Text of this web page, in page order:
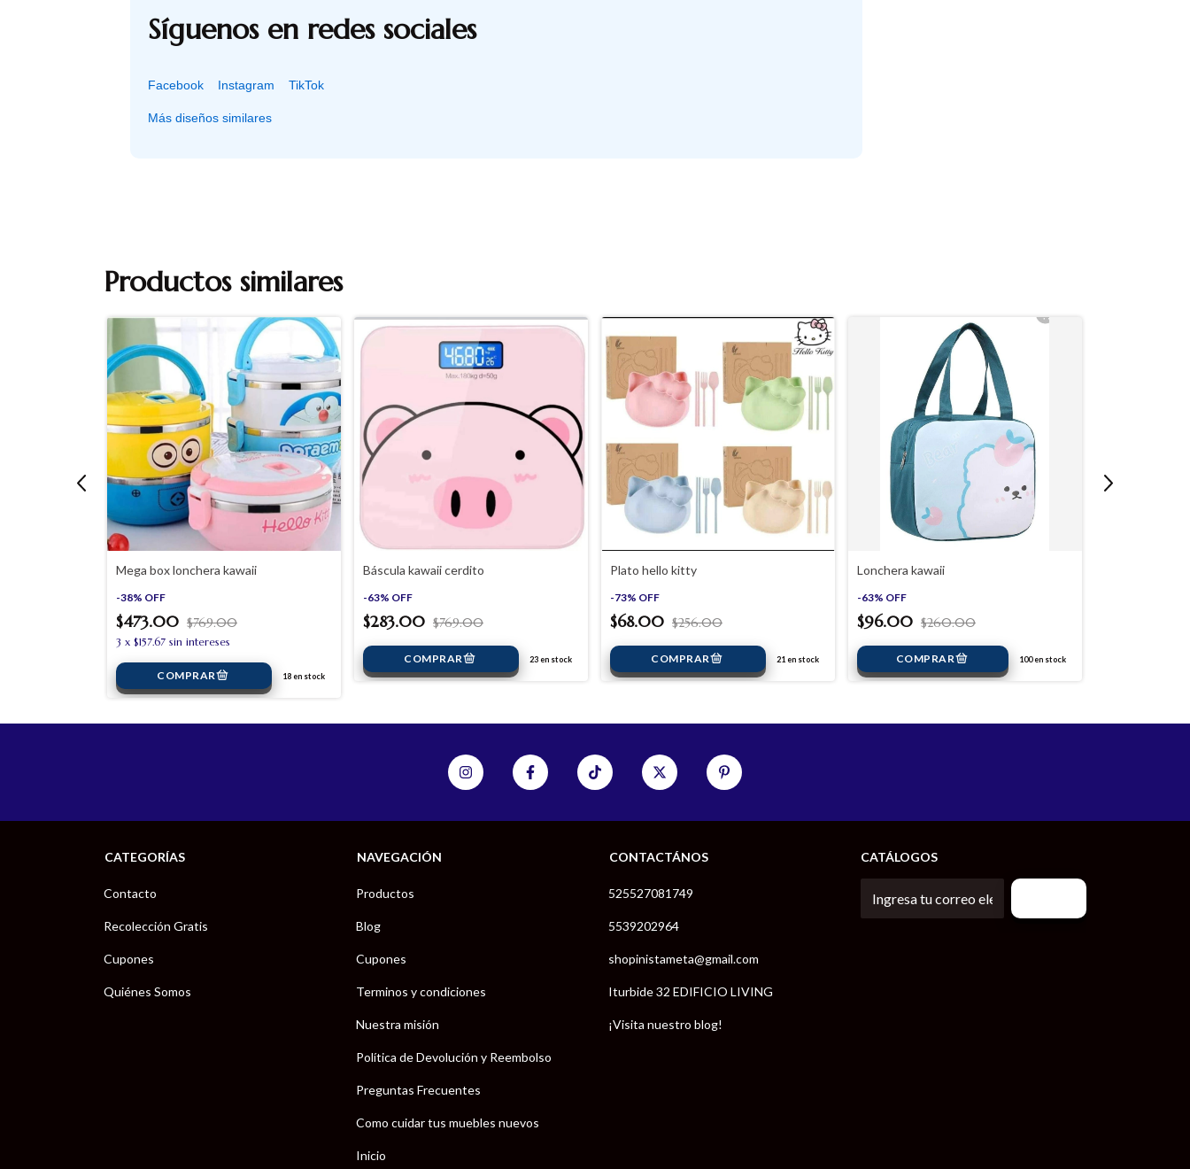
Síguenos en redes sociales
Facebook Instagram TikTok
Más diseños similares
Productos similares
Mega box lonchera kawaii
-38% OFF
$473.00 $769.00
3 x $157.67 sin intereses
18en stock
Báscula kawaii cerdito
-63% OFF
$283.00 $769.00
23en stock
Plato hello kitty
-73% OFF
$68.00 $256.00
21 en stock
Lonchera kawaii
-63% OFF
$96.00 $260.00
100en stock
CATEGORÍAS
Contacto
Recolección Gratis
Cupones
Quiénes Somos
NAVEGACIÓN
Productos
Blog
Cupones
Terminos y condiciones
Nuestra misión
Política de Devolución y Reembolso
Preguntas Frecuentes
Como cuidar tus muebles nuevos
Inicio
CONTACTÁNOS
525527081749
5539202964
shopinistameta@gmail.com
Iturbide 32 EDIFICIO LIVING
¡Visita nuestro blog!
CATÁLOGOS